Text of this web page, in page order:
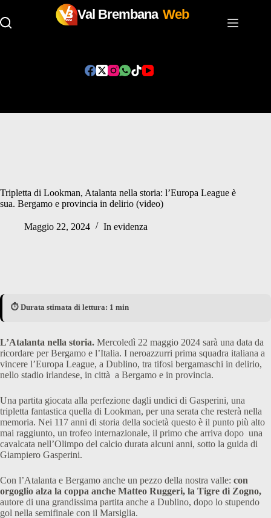
Val Brembana Web
Tripletta di Lookman, Atalanta nella storia: l’Europa League è
sua. Bergamo e provincia in delirio (video)
Maggio 22, 2024 In evidenza
⏱️ Durata stimata di lettura: 1 min
L’Atalanta nella storia. Mercoledì 22 maggio 2024 sarà una data da
ricordare per Bergamo e l’Italia. I neroazzurri prima squadra italiana a
vincere l’Europa League, a Dublino, tra tifosi bergamaschi in delirio,
nello stadio irlandese, in città a Bergamo e in provincia.
Una partita giocata alla perfezione dagli undici di Gasperini, una
tripletta fantastica quella di Lookman, per una serata che resterà nella
memoria. Nei 117 anni di storia della società questo è il punto più alto
mai raggiunto, un trofeo internazionale, il primo che arriva dopo una
cavalcata nell’Olimpo del calcio durata alcuni anni, sotto la guida di
Giampiero Gasperini.
Con l’Atalanta e Bergamo anche un pezzo della nostra valle: con
orgoglio alza la coppa anche Matteo Ruggeri, la Tigre di Zogno,
autore di una grandissima partita anche a Dublino, dopo lo stupendo
gol nella semifinale con il Marsiglia.